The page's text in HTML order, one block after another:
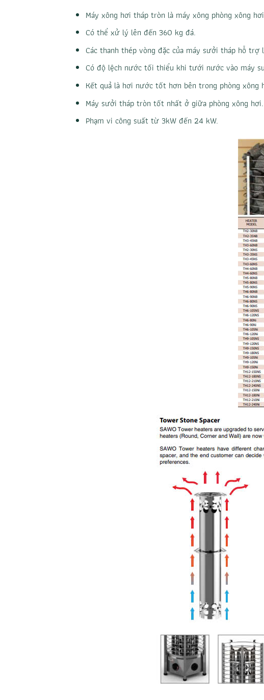
Máy xông hơi tháp tròn là máy xông phòng xông
Có thể xử lý lên đến 360 kg đá.
Các thanh thép vòng đặc của máy sưởi tháp hỗ trợ
Có độ lệch nước tối thiểu khi tưới nước vào máy
Kết quả là hơi nước tốt hơn bên trong phòng xông
Máy sưởi tháp tròn tốt nhất ở giữa phòng xông hơi.
Phạm vi công suất từ ​​3kW đến 24 kW.